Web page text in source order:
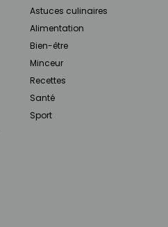
Astuces culinaires
Alimentation
Bien-être
Minceur
Recettes
Santé
Sport